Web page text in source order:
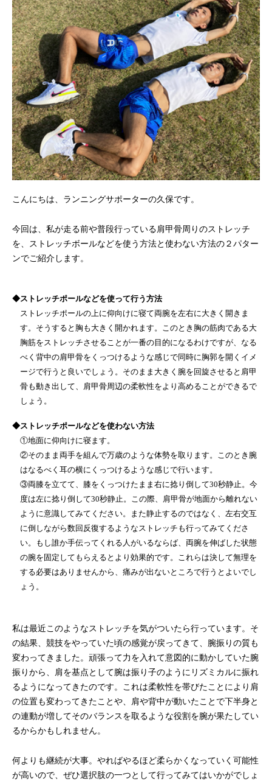
こんにちは、ランニングサポーターの久保です。
今回は、私が走る前や普段行っている肩甲骨周りのストレッチ
を、ストレッチボールなどを使う方法と使わない方法の２パター
ンでご紹介します。
◆ストレッチポールなどを使って行う方法
ストレッチポールの上に仰向けに寝て両腕を左右に大きく開きま
す。そうすると胸も大きく開かれます。このとき胸の筋肉である大
胸筋をストレッチさせることが一番の目的になるわけですが、なる
べく背中の肩甲骨をくっつけるような感じで同時に胸郭を開くイメ
ージで行うと良いでしょう。そのまま大きく腕を回旋させると肩甲
骨も動き出して、肩甲骨周辺の柔軟性をより高めることができるで
しょう。
◆ストレッチポールなどを使わない方法
①地面に仰向けに寝ます。
②そのまま両手を組んで万歳のような体勢を取ります。このとき腕
はなるべく耳の横にくっつけるような感じで行います。
③両膝を立てて、膝をくっつけたまま右に捻り倒して30秒静止。今
度は左に捻り倒して30秒静止。この際、肩甲骨が地面から離れない
ように意識してみてください。また静止するのではなく、左右交互
に倒しながら数回反復するようなストレッチも行ってみてくださ
い。もし誰か手伝ってくれる人がいるならば、両腕を伸ばした状態
の腕を固定してもらえるとより効果的です。これらは決して無理を
する必要はありませんから、痛みが出ないところで行うとよいでし
ょう。
私は最近このようなストレッチを気がついたら行っています。そ
の結果、競技をやっていた頃の感覚が戻ってきて、腕振りの質も
変わってきました。頑張って力を入れて意図的に動かしていた腕
振りから、肩を基点として腕は振り子のようにリズミカルに振れ
るようになってきたのです。これは柔軟性を帯びたことにより肩
の位置も変わってきたことや、肩や背中が動いたことで下半身と
の連動が増してそのバランスを取るような役割を腕が果たしてい
るからかもしれません。
何よりも継続が大事。やればやるほど柔らかくなっていく可能性
が高いので、ぜひ選択肢の一つとして行ってみてはいかがでしょ